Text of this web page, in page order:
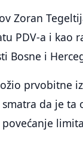
Zoran
PDV-a i kao
Bosne i
prvobitne
da je